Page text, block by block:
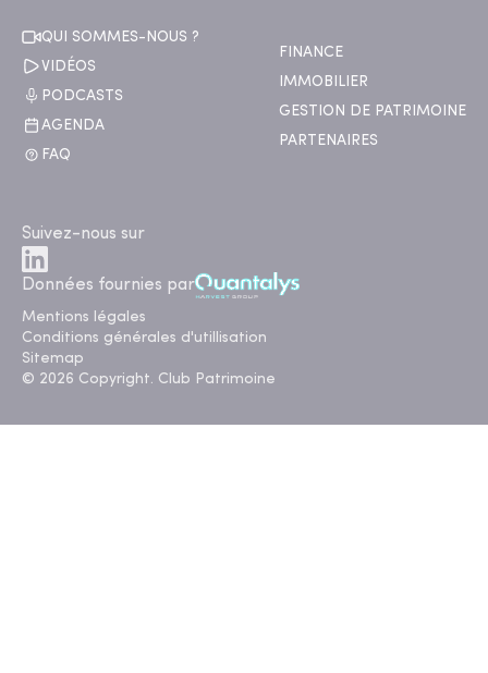
QUI SOMMES-NOUS ?
VIDÉOS
PODCASTS
AGENDA
FAQ
FINANCE
IMMOBILIER
GESTION DE PATRIMOINE
PARTENAIRES
Suivez-nous sur
Données fournies par
Mentions légales
Conditions générales d'utillisation
Sitemap
© 2026 Copyright. Club Patrimoine